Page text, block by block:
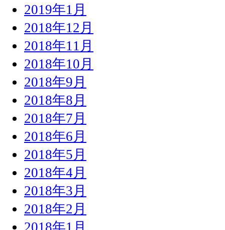
2019年1月
2018年12月
2018年11月
2018年10月
2018年9月
2018年8月
2018年7月
2018年6月
2018年5月
2018年4月
2018年3月
2018年2月